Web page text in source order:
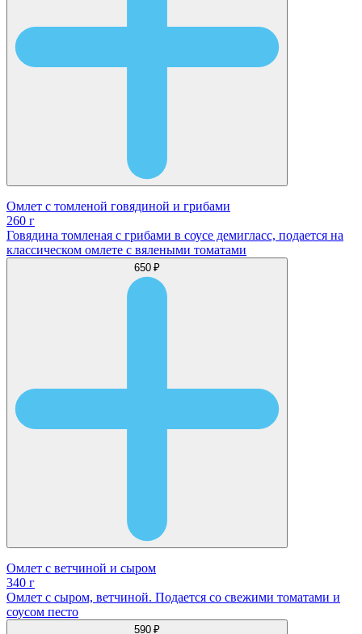
Омлет с томленой говядиной и грибами
260 г
Говядина томленая с грибами в соусе демигласс, подается на
классическом омлете с вялеными томатами
650 ₽
Омлет с ветчиной и сыром
340 г
Омлет с сыром, ветчиной. Подается со свежими томатами и
соусом песто
590 ₽